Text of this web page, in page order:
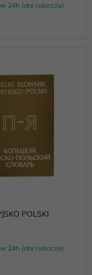
24h (dni robocze)
POLSKI
24h (dni robocze)